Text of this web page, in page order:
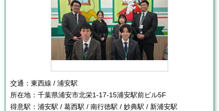
交通： 東西線 / 浦安駅
所在地： 千葉県浦安市北栄1-17-15浦安駅前ビル5F
得意駅： 浦安駅 / 葛西駅 / 南行徳駅 / 妙典駅 / 新浦安駅